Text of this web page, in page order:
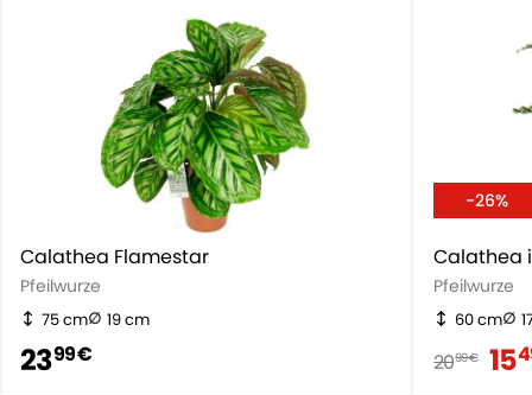
Calathea Flamestar
Pfeilwurze
75 cm 19 cm
2399 €
-26%
Calathea
Pfeilwurze
60 cm
2099 € 15